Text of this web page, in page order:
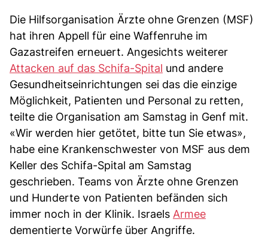
Die Hilfsorganisation Ärzte ohne Grenzen (MSF)
hat ihren Appell für eine Waffenruhe im
Gazastreifen erneuert. Angesichts weiterer
Attacken auf das Schifa-Spital und andere
Gesundheitseinrichtungen sei das die einzige
Möglichkeit, Patienten und Personal zu retten,
teilte die Organisation am Samstag in Genf mit.
«Wir werden hier getötet, bitte tun Sie etwas»,
habe eine Krankenschwester von MSF aus dem
Keller des Schifa-Spital am Samstag
geschrieben. Teams von Ärzte ohne Grenzen
und Hunderte von Patienten befänden sich
immer noch in der Klinik. Israels Armee
dementierte Vorwürfe über Angriffe.